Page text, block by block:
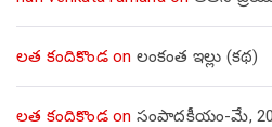
లత కందికొండon లంకంత ఇల్లు (కథ)
లత కందికొండon సంపాదకీయం-మే,